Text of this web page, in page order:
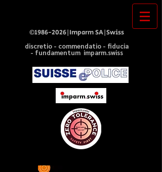
©1986-2026|Imparm SA|Swiss
discretio - commendatio - fiducia
- fundamentum imparm.swiss